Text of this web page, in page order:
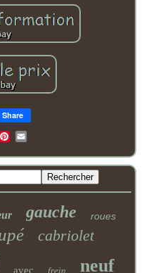
Share
Email
gauche roues
cabriolet
avec frein neuf